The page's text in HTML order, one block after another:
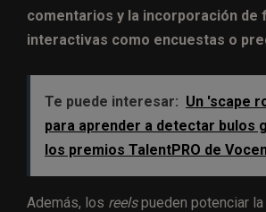
comentarios y la incorporación de
interactivas como encuestas o
Te puede interesar: Un 'scape
para aprender a detectar bulos
los premios TalentPRO de
Además, los reelspueden potenciar